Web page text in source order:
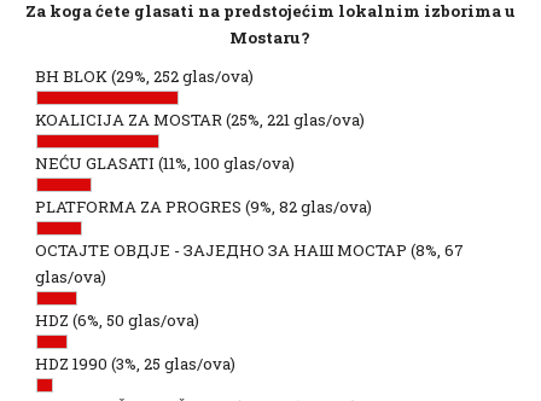
Za koga ćete glasati na predstojećim lokalnim izborima u
Mostaru?
BH BLOK(29%, 252 glas/ova)
KOALICIJA ZA MOSTAR(25%, 221 glas/ova)
NEĆU GLASATI (11%, 100 glas/ova)
PLATFORMA ZA PROGRES (9%, 82 glas/ova)
ОСТАЈТЕ ОВДЈЕ - ЗАЈЕДНО ЗА НАШ МОСТАР (8%, 67
glas/ova)
HDZ (6%, 50 glas/ova)
HDZ 1990 (3%, 25 glas/ova)